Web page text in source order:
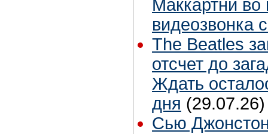
Маккартни во
видеозвонка
The Beatles
отсчет до
Ждать
дня (29.07.26)
Сью